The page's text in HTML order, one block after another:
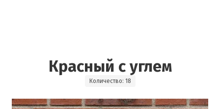
Красный с углем
Количество: 18